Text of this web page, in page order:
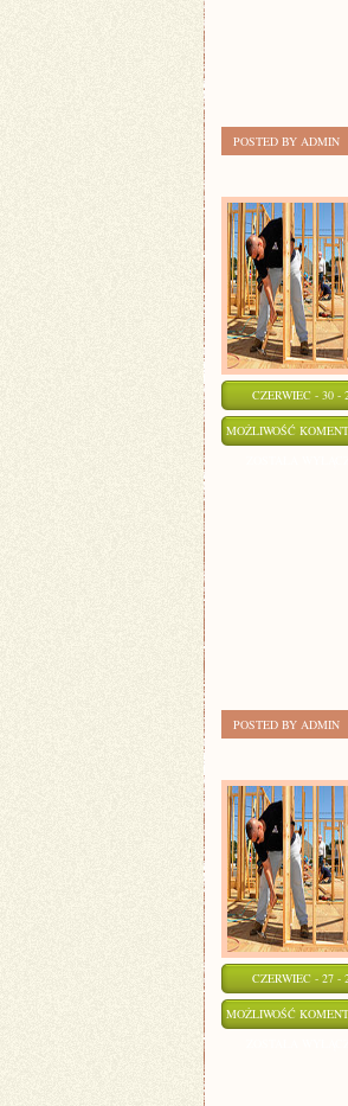
POSTED BY ADMIN
CZERWIEC - 30 -
MOŻLIWOŚĆ
POSTED BY ADMIN
CZERWIEC - 27 -
MOŻLIWOŚĆ